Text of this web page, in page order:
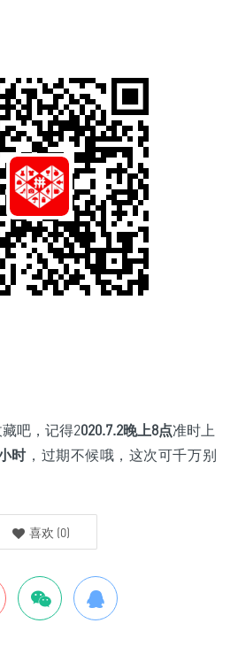
吧，记得2020.7.2晚上8点准时上
时 ，过期不候哦，这次可千万别
喜欢 (0)